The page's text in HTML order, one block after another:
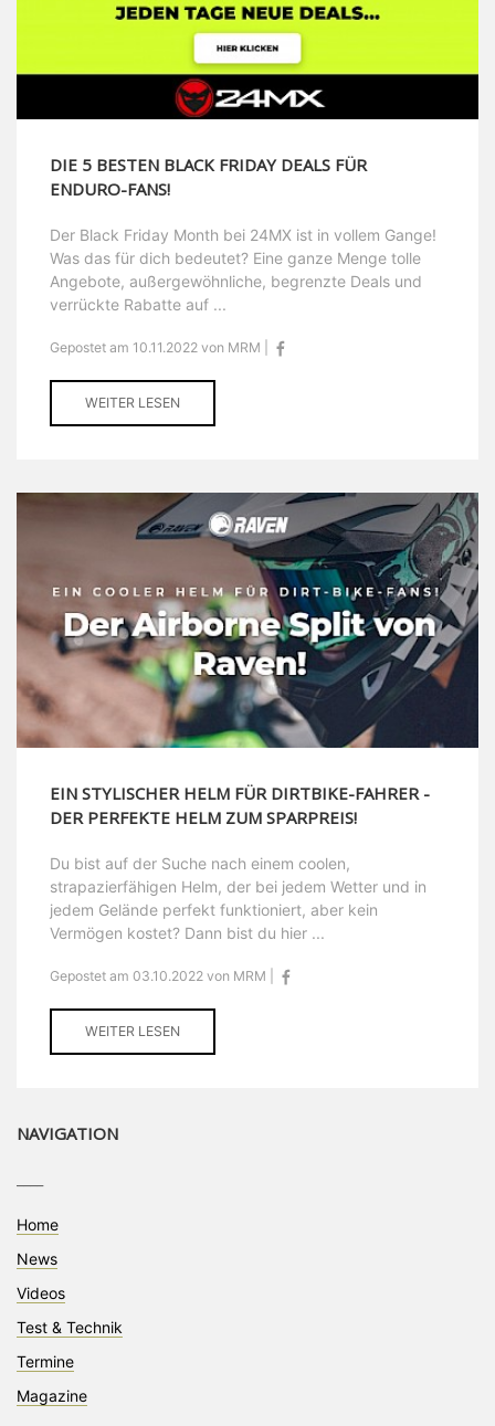
DIE 5 BESTEN BLACK FRIDAY DEALS FÜR
ENDURO-FANS!
Der Black Friday Month bei 24MX ist in vollem Gange!
Was das für dich bedeutet? Eine ganze Menge tolle
Angebote, außergewöhnliche, begrenzte Deals und
verrückte Rabatte auf ...
Gepostet am 10.11.2022 von MRM |
WEITER LESEN
EIN STYLISCHER HELM FÜR DIRTBIKE-FAHRER -
DER PERFEKTE HELM ZUM SPARPREIS!
Du bist auf der Suche nach einem coolen,
strapazierfähigen Helm, der bei jedem Wetter und in
jedem Gelände perfekt funktioniert, aber kein
Vermögen kostet? Dann bist du hier ...
Gepostet am 03.10.2022 von MRM |
WEITER LESEN
NAVIGATION
Home
News
Videos
Test & Technik
Termine
Magazine